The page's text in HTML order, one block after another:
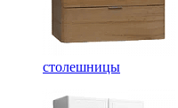
столешницы